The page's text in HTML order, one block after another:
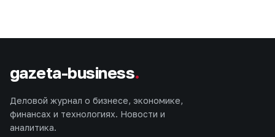
gazeta-business.
Деловой журнал о бизнесе, экономике,
финансах и технологиях. Новости и
аналитика.